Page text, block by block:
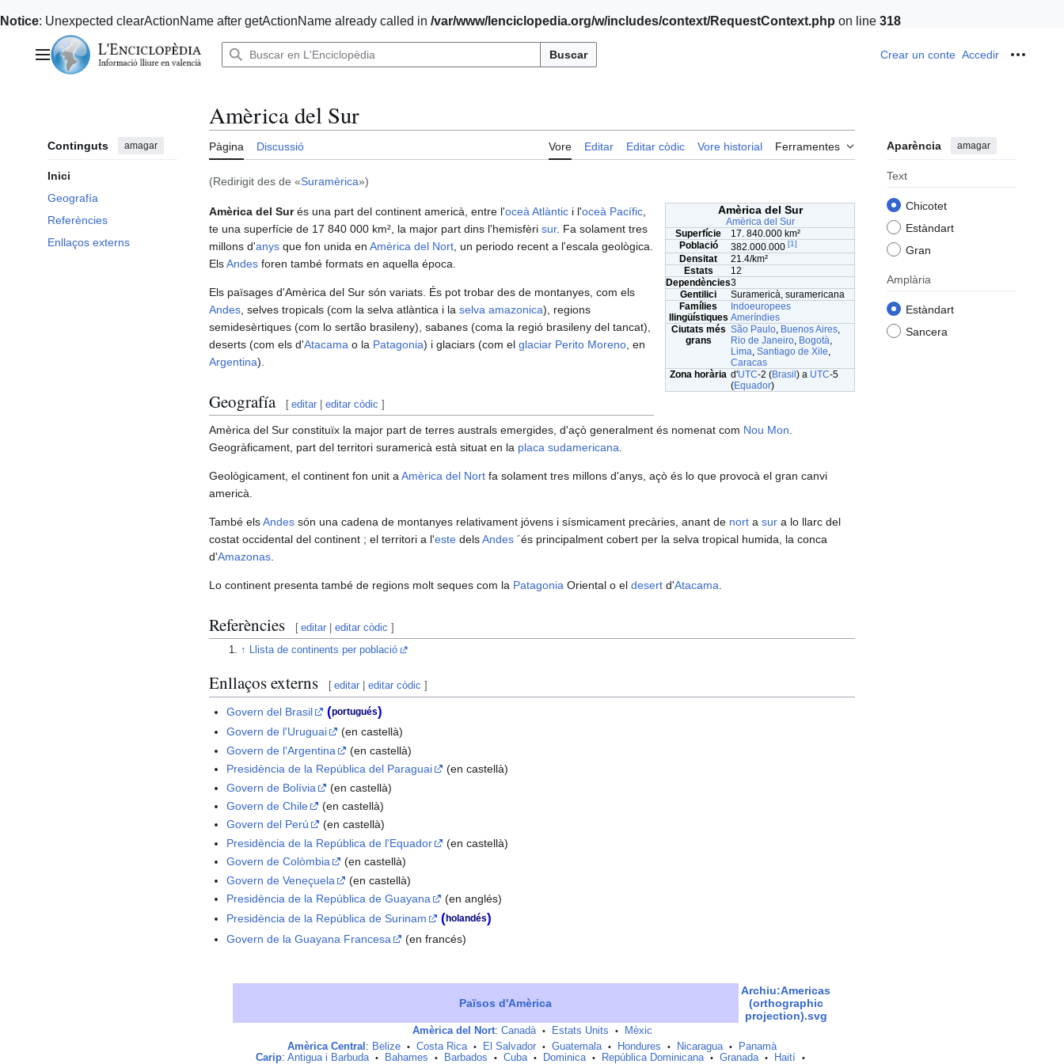
Notice: Unexpected clearActionName after getActionName already called in /var/www/lenciclopedia.org/w/includes/context/RequestContext.php on line 318
contingutMenú principal Buscar Crear un conte Accedir
Continguts amagar
Inici
Geografía
Referències
Enllaços externs
Amèrica del Sur
Pàgina Discussió Vore Editar Editar còdic Vore historial Ferramentes Aparència amagar
Text
Chicotet
Estàndart
Gran
Amplària
Estàndart
Sancera
(Redirigit des de «Suramèrica»)
Amèrica del Sur
Amèrica del Sur
Superfície
17. 840.000 km²
Població
382.000.000 [1]
Densitat
21.4/km²
Estats
12
Dependències3
Gentilici
Suramericà, suramericana
Famílies
llingüístiques
Indoeuropees
Ameríndies
Ciutats més
grans
São Paulo, Buenos Aires,
Rio de Janeiro, Bogotà,
Lima, Santiago de Xile,
Caracas
Zona horària d'UTC-2 (Brasil ) a UTC-5
(Equador)
Amèrica del Surés una part del continent americà, entre l'oceà Atlàntic i l'oceà Pacífic
te una superfície de 17 840 000 km², la major part dins l'hemisfèri sur. Fa solament tres
millons d'anys que fon unida en Amèrica del Nort , un periodo recent a l'escala geològica.
ElsAndes foren també formats en aquella época.
Els païsages d'Amèrica del Sur són variats. És pot trobar des de montanyes, com els
Andes , selves tropicals (com la selva atlàntica i la selva amazonica), regions
semidesèrtiques (com lo sertão brasileny), sabanes (coma la regió brasileny del tancat),
deserts (com els d'Atacama o la Patagonia) i glaciars (com el glaciar Perito Moreno , en
Argentina).
Geografía [ editar |editar còdic ]
Amèrica del Sur constituïx la major part de terres australs emergides, d'açò generalment és nomenat com Nou Mon
Geogràficament, part del territori suramericà està situat en la placa sudamericana
Geològicament, el continent fon unit a Amèrica del Nort fa solament tres millons d'anys, açò és lo que provocà el gran canvi
americà.
També elsAndes són una cadena de montanyes relativament jóvens i sísmicament precàries, anant de nort a sur a lo llarc del
costat occidental del continent ; el territori a l'este delsAndes ´és principalment cobert per la selva tropical humida, la conca
d'Amazonas
Lo continent presenta també de regions molt seques com la Patagonia Oriental o el desert d'Atacama
Referències [ editar |editar còdic ]
↑ Llista de continents per població
Enllaços externs [ editar |editar còdic ]
Govern del Brasil (portugués)
Govern de l'Uruguai
(en castellà)
Govern de l'Argentina
(en castellà)
Presidència de la República del Paraguai
(en castellà)
Govern de Bolívia
(en castellà)
Govern de Chile
(en castellà)
Govern del Perú
(en castellà)
Presidència de la República de l'Equador
(en castellà)
Govern de Colòmbia
(en castellà)
Govern de Veneçuela
(en castellà)
Presidència de la República de Guayana
(en anglés)
Presidència de la República de Surinam
(holandés)
Govern de la Guayana Francesa (en francés)
Països d'Amèrica
Archiu:Americas
(orthographic
projection).svg
Amèrica del Nort: Canadà • Estats Units •
Mèxic
Amèrica Central : Belize • Costa Rica • El Salvador • Guatemala • Hondures • Nicaragua •
Panamà
Carip: Antigua i Barbuda • Bahames • Barbados • Cuba • Dominica • República Dominicana • Granada • Haití •